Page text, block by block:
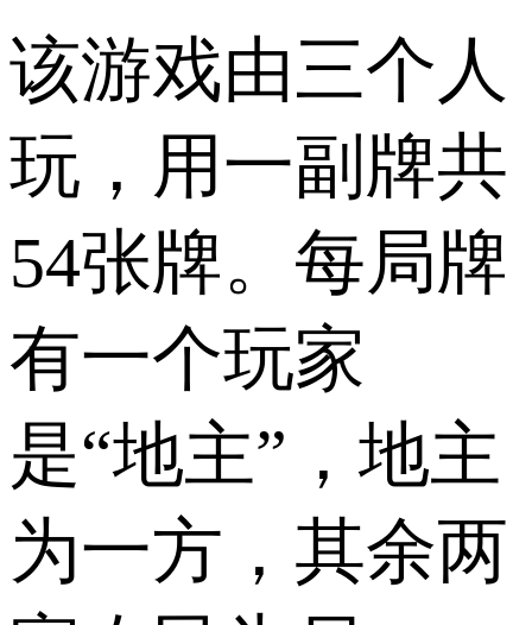
该游戏由三个人
玩，用一副牌共
54张牌。每局牌
有一个玩家
是“地主”，地主
为一方，其余两